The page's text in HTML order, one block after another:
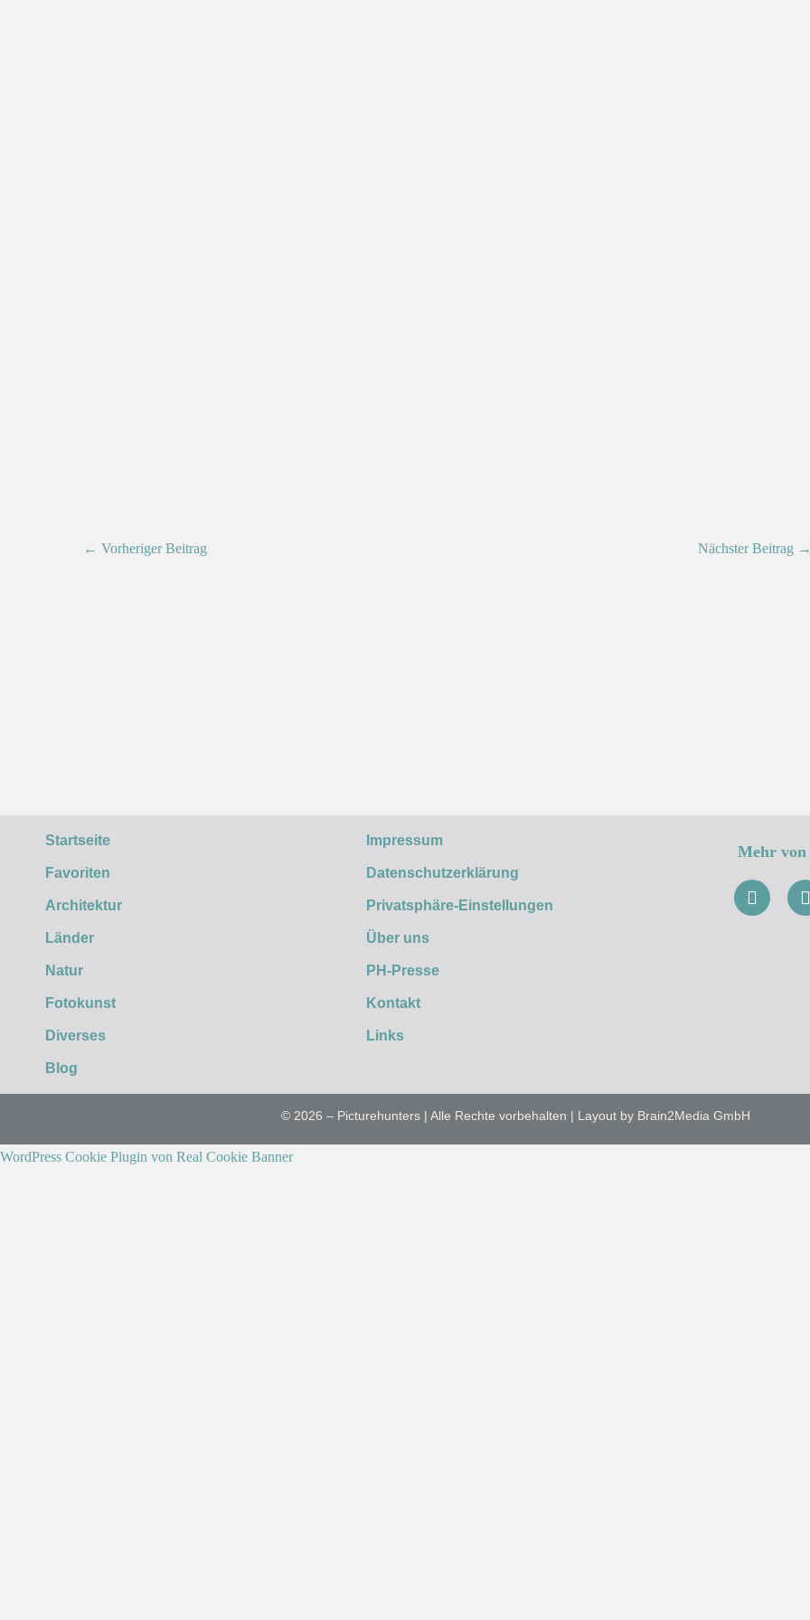
← Vorheriger Beitrag Nächster Beitrag →
Startseite
Favoriten
Architektur
Länder
Natur
Fotokunst
Diverses
Blog
Impressum
Datenschutzerklärung
Privatsphäre-Einstellungen
Über uns
PH-Presse
Kontakt
Links
Mehr von
© 2026 – Picturehunters | Alle Rechte vorbehalten | Layout by Brain2Media GmbH
WordPress Cookie Plugin von Real Cookie Banner